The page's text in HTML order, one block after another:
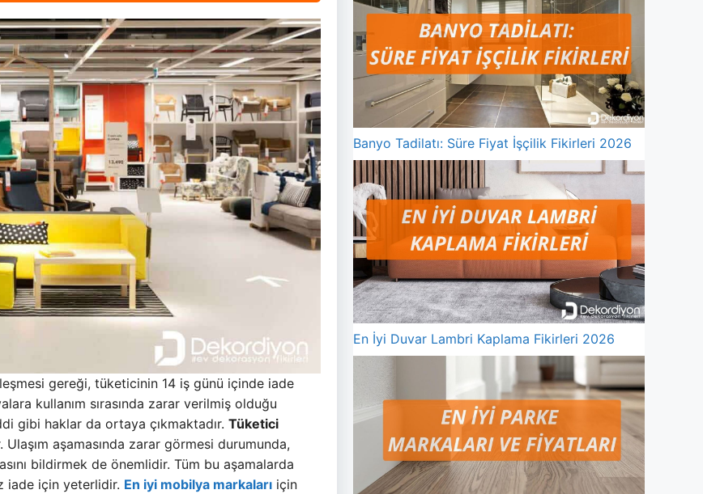
gereği, tüketicinin 14 iş günü içinde iade
kullanım sırasında zarar verilmiş olduğu
gibi haklar da ortaya çıkmaktadır. Tüketici
aşamasında zarar görmesi durumunda,
bildirmek de önemlidir. Tüm bu aşamalarda
iade için yeterlidir. En iyi mobilya markaları için
Banyo Tadilatı: Süre Fiyat İşçilik Fikirleri 2026
En İyi Duvar Lambri Kaplama Fikirleri 2026